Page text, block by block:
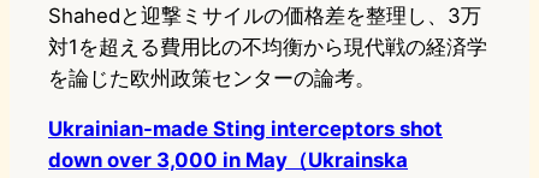
Shahedと迎撃ミサイルの価格差を整理し、3万
対1を超える費用比の不均衡から現代戦の経済学
を論じた欧州政策センターの論考。
Ukrainian-made Sting interceptors shot
down over 3,000 in May（Ukrainska